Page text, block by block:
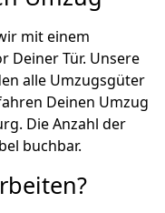
mit einem
Deiner Tür. Unsere
alle Umzugsgüter
Deinen Umzug
Die Anzahl der
buchbar.